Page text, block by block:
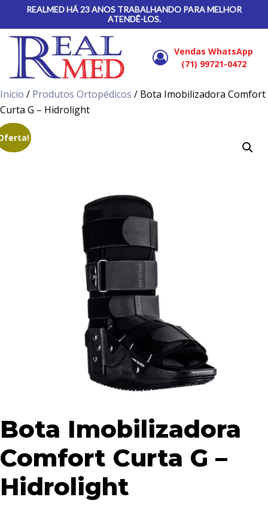
REALMED HÁ 23 ANOS TRABALHANDO PARA MELHOR
ATENDÊ-LOS.
Vendas WhatsApp
(71) 99721-0472
Início / Produtos Ortopédicos / Bota Imobilizadora Comfort
Curta G – Hidrolight
Bota Imobilizadora
Comfort Curta G –
Hidrolight